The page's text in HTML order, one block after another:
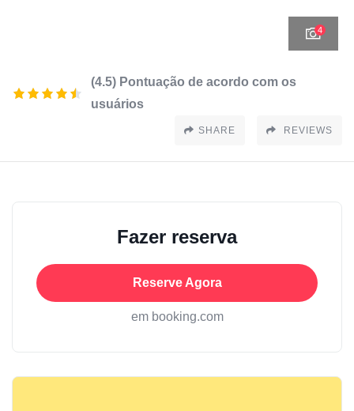
4
(4.5) Pontuação de acordo com os
usuários
SHARE REVIEWS
Fazer reserva
Reserve Agora
em booking.com